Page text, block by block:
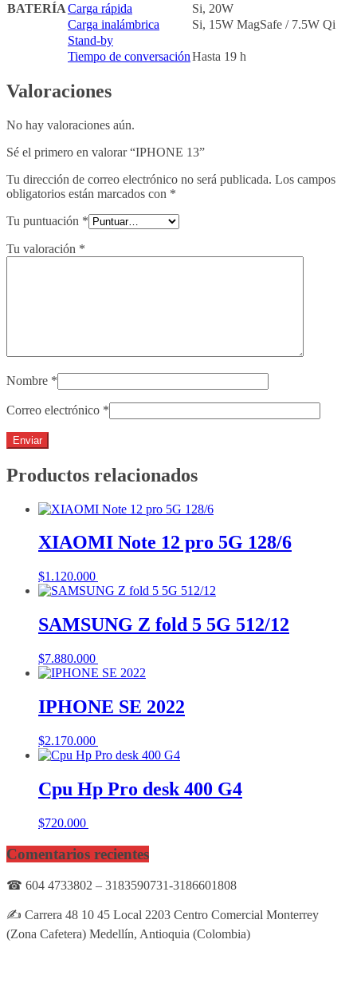
BATERÍACarga rápida
Si, 20W
Carga inalámbrica
Si, 15W MagSafe / 7.5W Qi
Stand-by
Tiempo de conversaciónHasta 19 h
Valoraciones
No hay valoraciones aún.
Sé el primero en valorar “IPHONE 13”
Tu dirección de correo electrónico no será publicada. Los campos
obligatorios están marcados con *
Tu puntuación *
Tu valoración *
Nombre *
Correo electrónico *
Productos relacionados
XIAOMI Note 12 pro 5G 128/6
$1.120.000
SAMSUNG Z fold 5 5G 512/12
$7.880.000
IPHONE SE 2022
$2.170.000
Cpu Hp Pro desk 400 G4
$720.000
Comentarios recientes
☎ 604 4733802 – 3183590731-3186601808
✍ Carrera 48 10 45 Local 2203 Centro Comercial Monterrey
(Zona Cafetera) Medellín, Antioquia (Colombia)